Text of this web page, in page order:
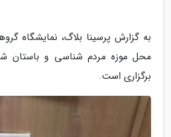
به گزارش پرسینا بلاگ، نمایشگاه
محل موزه مردم شناسی و باستان
برگزاری است.